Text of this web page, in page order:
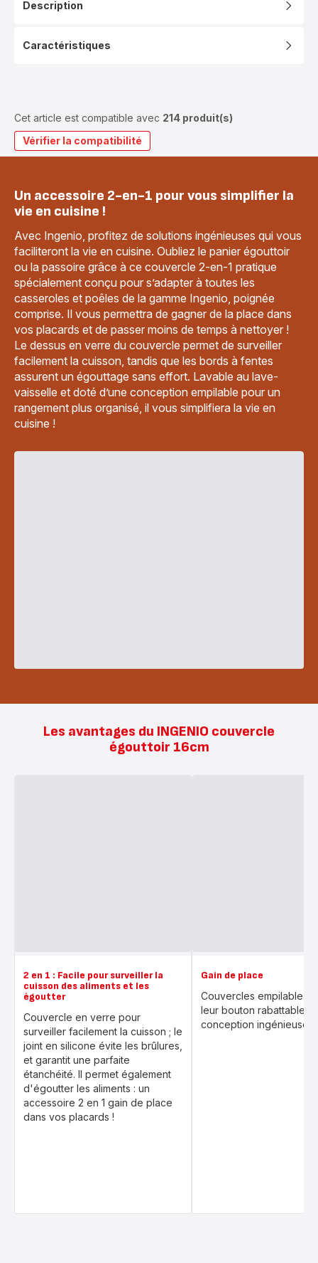
Description
Caractéristiques
Cet article est compatible avec 214 produit(s)
Vérifier la compatibilité
Un accessoire 2-en-1 pour vous simplifier la
vie en cuisine !
Avec Ingenio, profitez de solutions ingénieuses qui vous
faciliteront la vie en cuisine. Oubliez le panier égouttoir
ou la passoire grâce à ce couvercle 2-en-1 pratique
spécialement conçu pour s’adapter à toutes les
casseroles et poêles de la gamme Ingenio, poignée
comprise. Il vous permettra de gagner de la place dans
vos placards et de passer moins de temps à nettoyer !
Le dessus en verre du couvercle permet de surveiller
facilement la cuisson, tandis que les bords à fentes
assurent un égouttage sans effort. Lavable au lave-
vaisselle et doté d’une conception empilable pour un
rangement plus organisé, il vous simplifiera la vie en
cuisine !
Les avantages du INGENIO couvercle
égouttoir 16cm
2 en 1 : Facile pour surveiller la
cuisson des aliments et les
égoutter
Couvercle en verre pour
surveiller facilement la cuisson ; le
joint en silicone évite les brûlures,
et garantit une parfaite
étanchéité. Il permet également
d'égoutter les aliments : un
accessoire 2 en 1 gain de place
dans vos placards !
Gain de place
Couvercles empilables
leur bouton rabattable
conception ingénieuse.